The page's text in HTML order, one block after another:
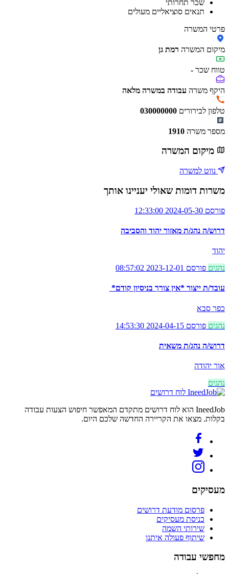
שכר תחרותי
תנאים סוציאליים מעולים
פרטי המשרה
מיקום המשרה רמת גן
טווח שכר -
היקף משרה עבודה במשרה מלאה
טלפון לבירורים 030000000
מספר משרה 1910
מיקום המשרה
נווט למשרה
משרות דומות שאולי יעניינו אותך
פורסם 2024-05-30 12:33:00
דרוש/ה נהג/ת מאזור יהוד והסביבה
יהוד
נהגים פורסם 2023-12-01 08:57:02
עובד/ת ייצור *אין צורך בניסיון קודם*
כפר סבא
נהגים פורסם 2024-04-15 14:53:30
דרוש/ה נהג/ת משאית
אור יהודה
נהגים
לוח דרושים
IneedJob הוא לוח דרושים מתקדם המאפשר חיפוש הצעות עבודה
בקלות. מצאו את הקריירה החדשה שלכם היום.
מעסיקים
פרסום מודעת דרושים
כניסת מעסיקים
שירותי השמה
שיתוף פעולה איתנו
מחפשי עבודה